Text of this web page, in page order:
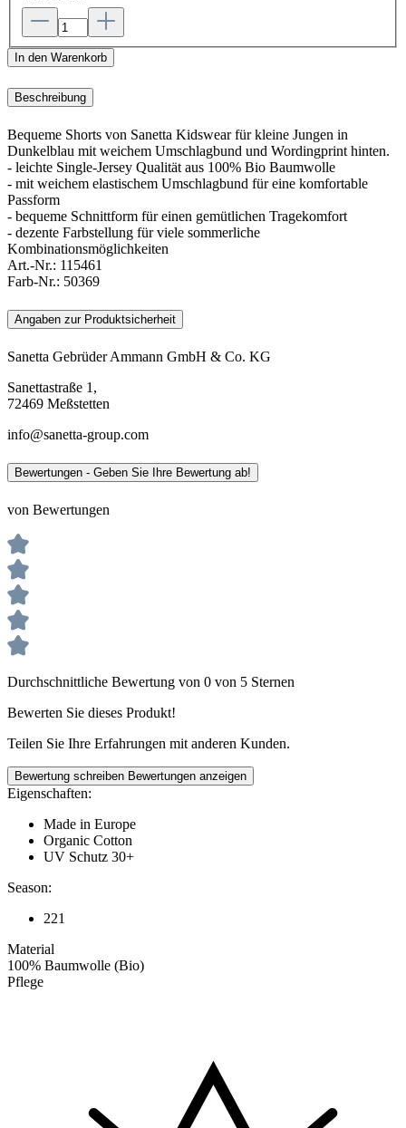
In den Warenkorb
Beschreibung
Bequeme Shorts von Sanetta Kidswear für kleine Jungen in
Dunkelblau mit weichem Umschlagbund und Wordingprint hinten.
- leichte Single-Jersey Qualität aus 100% Bio Baumwolle
- mit weichem elastischem Umschlagbund für eine komfortable
Passform
- bequeme Schnittform für einen gemütlichen Tragekomfort
- dezente Farbstellung für viele sommerliche
Kombinationsmöglichkeiten
Art.-Nr.: 115461
Farb-Nr.: 50369
Angaben zur Produktsicherheit
Sanetta Gebrüder Ammann GmbH & Co. KG
Sanettastraße 1,
72469 Meßstetten
info@sanetta-group.com
Bewertungen - Geben Sie Ihre Bewertung ab!
von Bewertungen
Durchschnittliche Bewertung von 0 von 5 Sternen
Bewerten Sie dieses Produkt!
Teilen Sie Ihre Erfahrungen mit anderen Kunden.
Bewertung schreiben Bewertungen anzeigen
Eigenschaften:
Made in Europe
Organic Cotton
UV Schutz 30+
Season:
221
Material
100% Baumwolle (Bio)
Pflege